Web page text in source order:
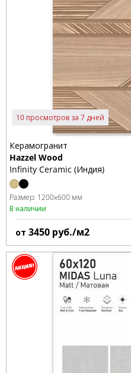
10 просмотров за 7 дней
Керамогранит
Hazzel Wood
Infinity Ceramic (Индия)
Размер: 1200x600 мм
В наличии
от 3450 руб./м2